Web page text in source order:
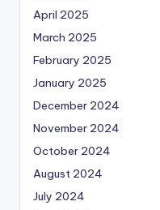
April 2025
March 2025
February 2025
January 2025
December 2024
November 2024
October 2024
August 2024
July 2024